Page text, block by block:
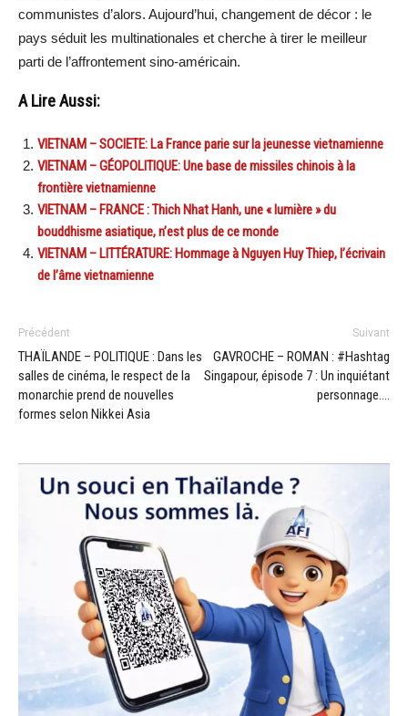
communistes d’alors. Aujourd’hui, changement de décor : le
pays séduit les multinationales et cherche à tirer le meilleur
parti de l’affrontement sino-américain.
A Lire Aussi:
VIETNAM – SOCIETE: La France parie sur la jeunesse vietnamienne
VIETNAM – GÉOPOLITIQUE: Une base de missiles chinois à la
frontière vietnamienne
VIETNAM – FRANCE : Thich Nhat Hanh, une « lumière » du
bouddhisme asiatique, n’est plus de ce monde
VIETNAM – LITTÉRATURE: Hommage à Nguyen Huy Thiep, l’écrivain
de l’âme vietnamienne
Précédent
THAÏLANDE – POLITIQUE : Dans les
salles de cinéma, le respect de la
monarchie prend de nouvelles
formes selon Nikkei Asia
Suivant
GAVROCHE – ROMAN : #Hashtag
Singapour, épisode 7 : Un inquiétant
personnage….